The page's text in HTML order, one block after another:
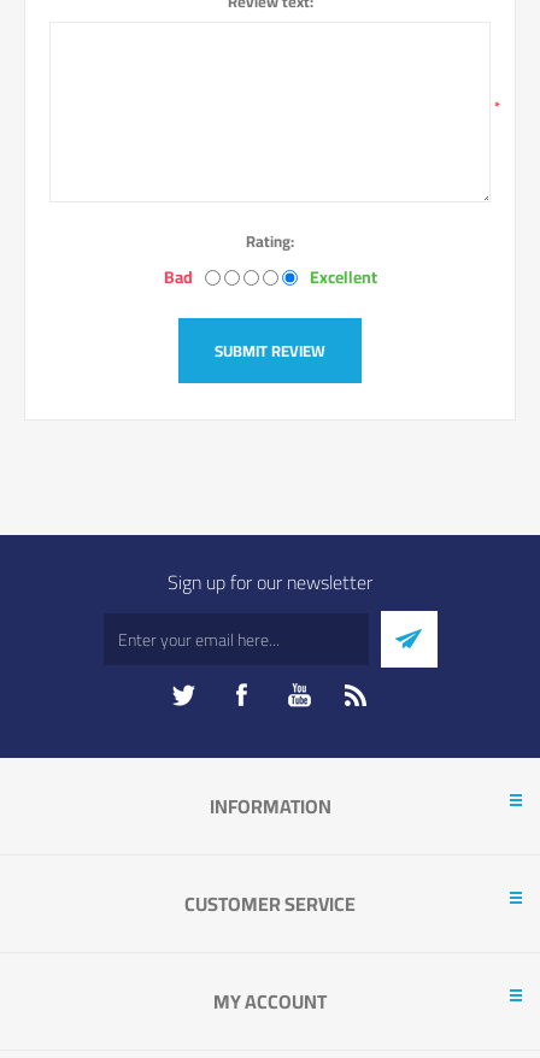
*
Rating:
Bad Excellent
SUBMIT REVIEW
Sign up for our newsletter
INFORMATION
CUSTOMER SERVICE
MY ACCOUNT